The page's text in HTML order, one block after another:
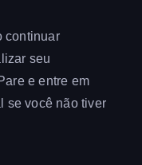
continuar
seu
e entre em
se você não tiver